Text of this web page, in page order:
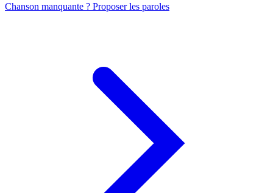
Chanson manquante ? Proposer les paroles